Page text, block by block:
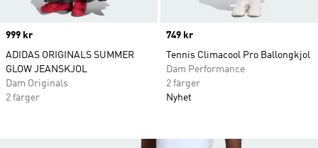
Price
999 kr
ADIDAS ORIGINALS SUMMER
GLOW JEANSKJOL
Dam Originals
2 färger
Price
749 kr
Tennis Climacool Pro Ballongkjol
Dam Performance
2 färger
Nyhet